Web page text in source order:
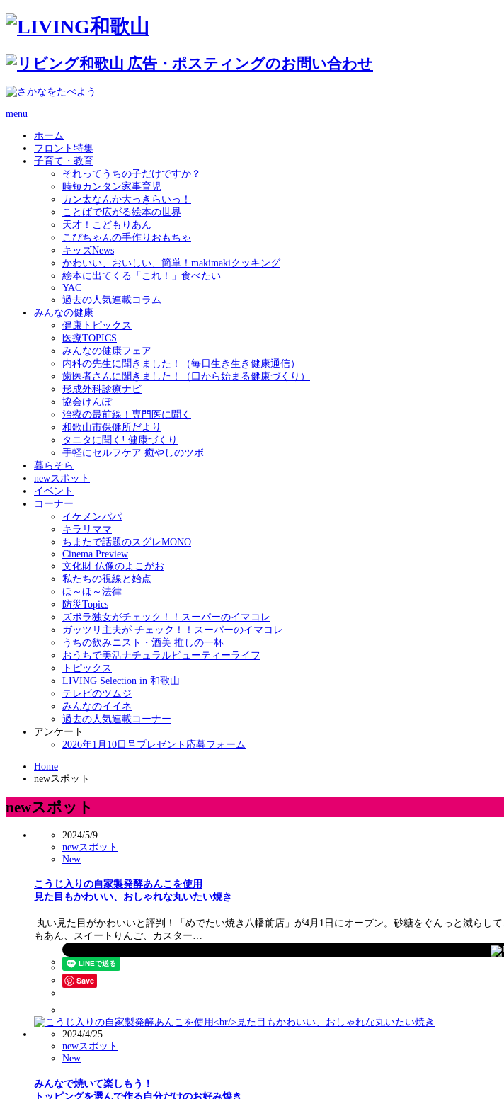
menu
ホーム
フロント特集
子育て・教育
それってうちの子だけですか？
時短カンタン家事育児
カン太なんか大っきらいっ！
ことばで広がる絵本の世界
天才！こどもりあん
こぴちゃんの手作りおもちゃ
キッズNews
かわいい、おいしい、簡単！makimakiクッキング
絵本に出てくる「これ！」食べたい
YAC
過去の人気連載コラム
みんなの健康
健康トピックス
医療TOPICS
みんなの健康フェア
内科の先生に聞きました！（毎日生き生き健康通信）
歯医者さんに聞きました！（口から始まる健康づくり）
形成外科診療ナビ
協会けんぽ
治療の最前線！専門医に聞く
和歌山市保健所だより
タニタに聞く! 健康づくり
手軽にセルフケア 癒やしのツボ
暮らそら
newスポット
イベント
コーナー
イケメンパパ
キラリママ
ちまたで話題のスグレMONO
Cinema Preview
文化財 仏像のよこがお
私たちの視線と始点
ほ～ほ～法律
防災Topics
ズボラ独女がチェック！！スーパーのイマコレ
ガッツリ主夫が チェック！！スーパーのイマコレ
うちの飲みニスト・酒美 推しの一杯
おうちで美活ナチュラルビューティーライフ
トピックス
LIVING Selection in 和歌山
テレビのツムジ
みんなのイイネ
過去の人気連載コーナー
アンケート
2026年1月10日号プレゼント応募フォーム
Home
newスポット
newスポット
2024/5/9
newスポット
New
こうじ入りの自家製発酵あんこを使用
見た目もかわいい、おしゃれな丸いたい焼き
丸い見た目がかわいいと評判！「めでたい焼き八幡前店」が4月1日にオープン。砂糖をぐんっと減ら
もあん、スイートりんご、カスター…
Save
2024/4/25
newスポット
New
みんなで焼いて楽しもう！
トッピングを選んで作る自分だけのお好み焼き